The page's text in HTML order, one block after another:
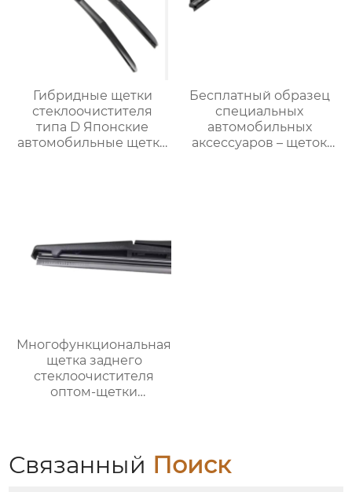
Гибридные щетки
стеклоочистителя
типа D Японские
автомобильные щетки
Бесплатный образец
специальных
автомобильных
аксессуаров – щеток
Многофункциональная
щетка заднего
стеклоочистителя
оптом-щетки
98% автомобилей
Связанный Поиск